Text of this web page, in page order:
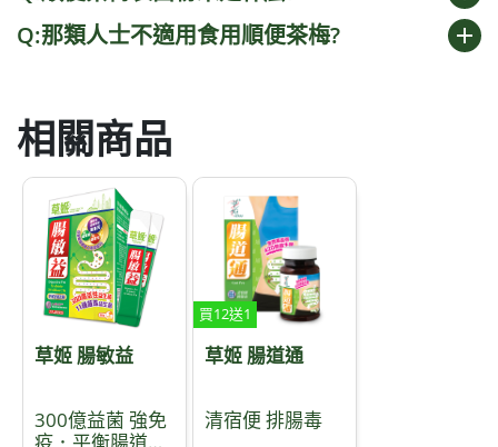
Q:那類人士不適用食用順便茶梅? add
相關商品
草姬 腸敏益
300億益菌 強免
疫．平衡腸道微
買12送1
草姬 腸道通
清宿便 排腸毒